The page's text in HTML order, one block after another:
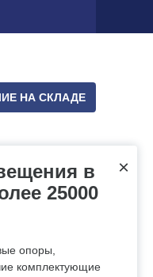
НА СКЛАДЕ
×
в
25000
опоры,
комплектующие